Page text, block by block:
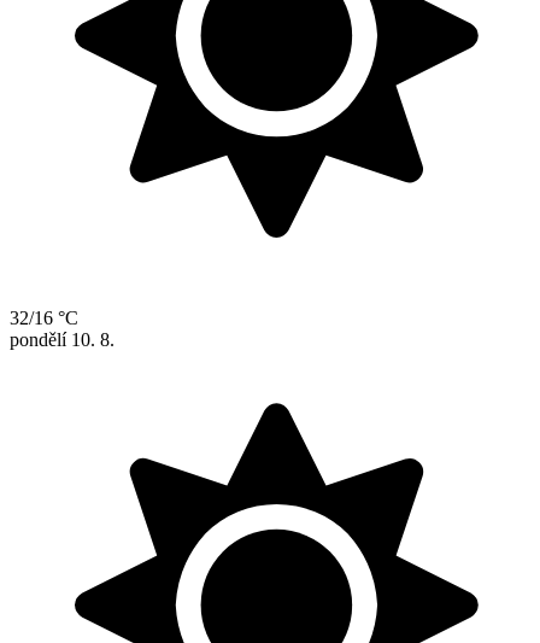
32/16 °C
pondělí 10. 8.